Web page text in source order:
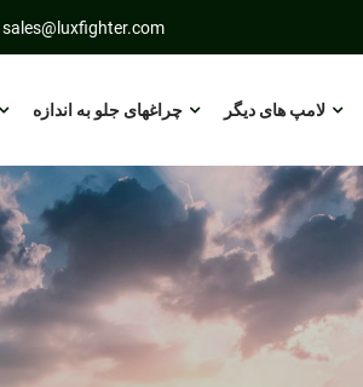
sales@luxfighter.com
چراغهای جلو به اندازه لامپ های دیگر